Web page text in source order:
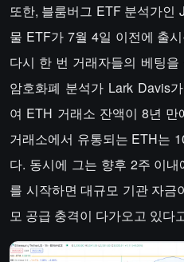
또한, 블룸버그 ETF 분석가인
물 ETF가 7월 4일 이전에 출
다시 한 번 거래자들의 베팅
암호화폐 분석가 Lark Davis
여 ETH 거래소 잔액이 8년 만
거래소에서 유통되는 ETH는
다. 동시에 그는 향후 2주 이
를 시작하면 대규모 기관 자금
모 공급 충격이 다가오고 있다